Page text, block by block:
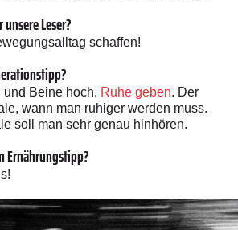
Leser?
schaffen!
Beine hoch, Ruhe geben. Der
wann man ruhiger werden muss.
soll man sehr genau hinhören.
­Ernährungstipp?